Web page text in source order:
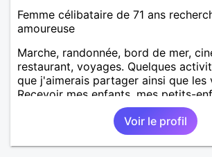
Femme célibataire de 71 ans
amoureuse
Marche, randonnée, bord de mer,
restaurant, voyages. Quelques
que j'aimerais partager ainsi que les
Recevoir mes enfants, mes petits-
amis. Bénévolat auprès des enfants à
cinéma indépendant... Se rencontrer,
échanger avec une personne de
vie de partage, de tendresse. Les
Voir le profil